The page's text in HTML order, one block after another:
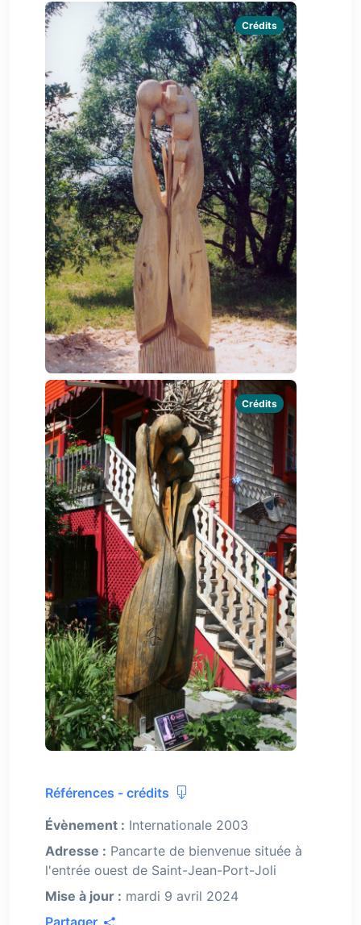
Crédits
Crédits
Références - crédits
Évènement : Internationale 2003
Adresse : Pancarte de bienvenue située à
l'entrée ouest de Saint-Jean-Port-Joli
Mise à jour : mardi 9 avril 2024